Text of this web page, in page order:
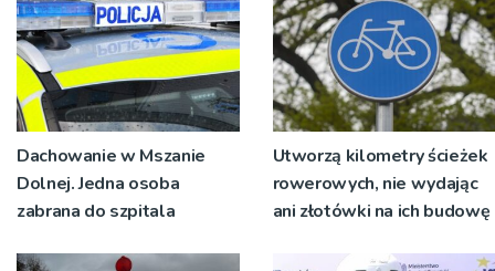
Dachowanie w Mszanie
Dolnej. Jedna osoba
zabrana do szpitala
Utworzą kilometry ścieżek
rowerowych, nie wydając
ani złotówki na ich budowę